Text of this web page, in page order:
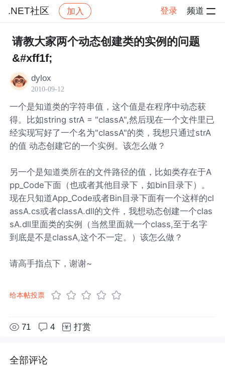
.NET社区 加入 登录 频道
社区 .NET社区 帖子详情
请教大家两个动态创建类的实例的问题
&#xff1f;
dylox
2010-09-12
一个是知道类的字符串值，这个值是在程序中动态获
得。比如string strA = "classA",然后现在一个文件里已
经实现写好了一个名为"classA"的类，我想只通过strA
的值 动态创建它的一个实例。该怎么做？
另一个是知道类所在的文件路径的值，比如类存在于A
pp_Code下面（也或者其他目录下，如bin目录下）。
现在只知道App_Code或者Bin目录下面有一个这样的cl
assA.cs或者classA.dll的文件，我想动态创建一个clas
sA.dll里面类的实例（当然里面就一个class,至于名字
到底是不是classA,这个不一定。）该怎么做？
请高手指点下，谢谢~
给本帖投票
71 4 打赏
全部评论